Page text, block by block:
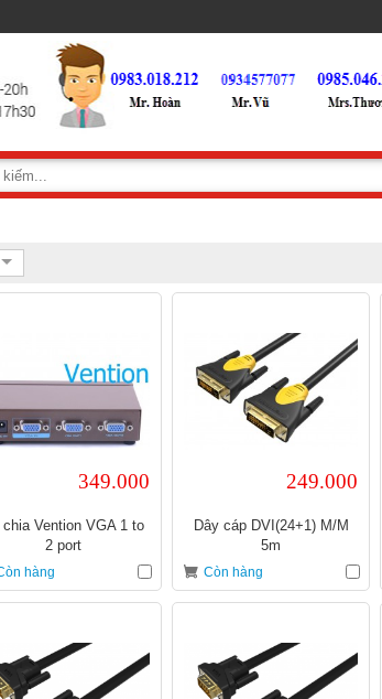
349.000
chia Vention VGA 1 to
2 port
hàng
249.000
Dây cáp DVI(24+1) M/M
5m
Còn hàng